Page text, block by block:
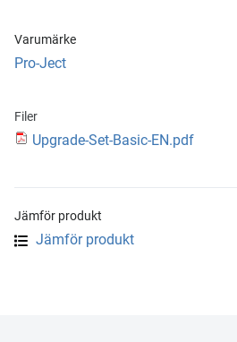
Varumärke
Pro-Ject
Filer
Upgrade-Set-Basic-EN.pdf
Jämför produkt
Jämför produkt